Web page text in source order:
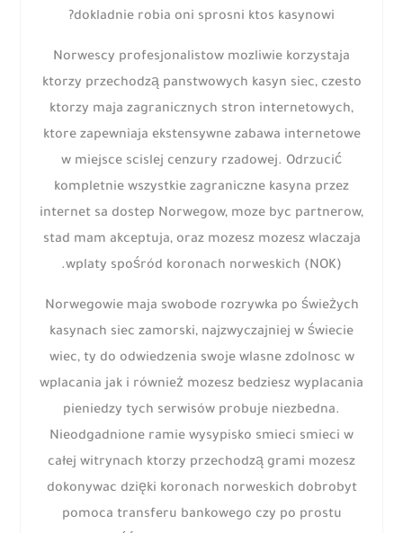
dokladnie robia oni sprosni ktos kasynowi?
Norwescy profesjonalistow mozliwie korzystaja
ktorzy przechodzą panstwowych kasyn siec, czesto
ktorzy maja zagranicznych stron internetowych,
ktore zapewniaja ekstensywne zabawa internetowe
w miejsce scislej cenzury rzadowej. Odrzucić
kompletnie wszystkie zagraniczne kasyna przez
internet sa dostep Norwegow, moze byc partnerow,
stad mam akceptuja, oraz mozesz mozesz wlaczaja
wplaty spośród koronach norweskich (NOK).
Norwegowie maja swobode rozrywka po świeżych
kasynach siec zamorski, najzwyczajniej w świecie
wiec, ty do odwiedzenia swoje wlasne zdolnosc w
wplacania jak i również mozesz bedziesz wyplacania
pieniedzy tych serwisów probuje niezbedna.
Nieodgadnione ramie wysypisko smieci smieci w
całej witrynach ktorzy przechodzą grami mozesz
dokonywac dzięki koronach norweskich dobrobyt
pomoca transferu bankowego czy po prostu